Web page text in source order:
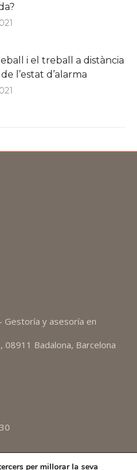
i el treball a distància
l’estat d’alarma
Gestoría y asesoría en
08911 Badalona, Barcelona
per millorar la seva